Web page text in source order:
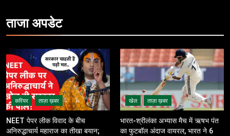
ताजाअपडेट
करियर ताज़ा ख़बर
NEET पेपर लीक विवाद के बीच
अनिरुद्धाचार्य महाराज का तीखा बयान;
खेल ताज़ा ख़बर
भारत-श्रीलंका अभ्यास मैच में ऋषभ पंत
का फुटबॉल अंदाज वायरल, भारत ने 6